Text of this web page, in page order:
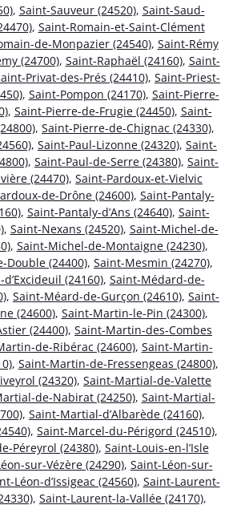
, Saint-Sauveur (24520), Saint-Saud-
, Saint-Romain-et-Saint-Clément
de-Monpazier (24540), Saint-Rémy
(24700), Saint-Raphaël (24160), Saint-
Privat-des-Prés (24410), Saint-Priest-
, Saint-Pompon (24170), Saint-Pierre-
, Saint-Pierre-de-Frugie (24450), Saint-
, Saint-Pierre-de-Chignac (24330),
, Saint-Paul-Lizonne (24320), Saint-
, Saint-Paul-de-Serre (24380), Saint-
(24470), Saint-Pardoux-et-Vielvic
de-Drône (24600), Saint-Pantaly-
, Saint-Pantaly-d’Ans (24640), Saint-
, Saint-Nexans (24520), Saint-Michel-de-
, Saint-Michel-de-Montaigne (24230),
Double (24400), Saint-Mesmin (24270),
(24160), Saint-Médard-de-
, Saint-Méard-de-Gurçon (24610), Saint-
(24600), Saint-Martin-le-Pin (24300),
(24400), Saint-Martin-des-Combes
de-Ribérac (24600), Saint-Martin-
, Saint-Martin-de-Fressengeas (24800),
(24320), Saint-Martial-de-Valette
de-Nabirat (24250), Saint-Martial-
, Saint-Martial-d’Albarède (24160),
, Saint-Marcel-du-Périgord (24510),
Péreyrol (24380), Saint-Louis-en-l’Isle
sur-Vézère (24290), Saint-Léon-sur-
Léon-d’Issigeac (24560), Saint-Laurent-
, Saint-Laurent-la-Vallée (24170),